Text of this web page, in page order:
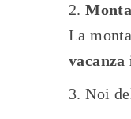
La
vacanza
Noi